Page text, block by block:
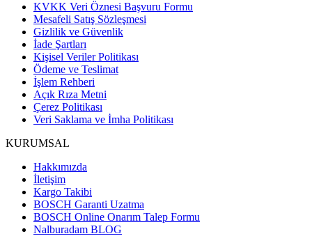
KVKK Veri Öznesi Başvuru Formu
Mesafeli Satış Sözleşmesi
Gizlilik ve Güvenlik
İade Şartları
Kişisel Veriler Politikası
Ödeme ve Teslimat
İşlem Rehberi
Açık Rıza Metni
Çerez Politikası
Veri Saklama ve İmha Politikası
KURUMSAL
Hakkımızda
İletişim
Kargo Takibi
BOSCH Garanti Uzatma
BOSCH Online Onarım Talep Formu
Nalburadam BLOG